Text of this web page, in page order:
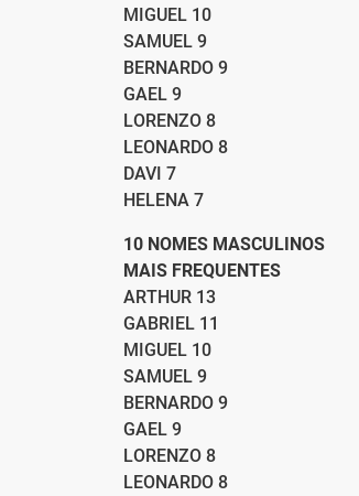
MIGUEL 10
SAMUEL 9
BERNARDO 9
GAEL 9
LORENZO 8
LEONARDO 8
DAVI 7
HELENA 7
10 NOMES MASCULINOS
MAIS FREQUENTES
ARTHUR 13
GABRIEL 11
MIGUEL 10
SAMUEL 9
BERNARDO 9
GAEL 9
LORENZO 8
LEONARDO 8